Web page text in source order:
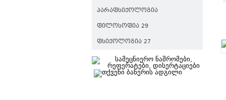
ᲞᲐᲠᲐᲤᲡᲘᲥᲝᲚᲝᲒᲘᲐ
ᲤᲘᲚᲝᲡᲝᲤᲘᲐ 29
ᲤᲡᲘᲥᲝᲚᲝᲒᲘᲐ 27